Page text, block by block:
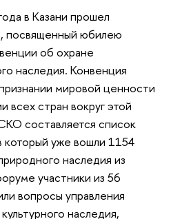
в Казани прошел
посвященный юбилею
об охране
наследия. Конвенция
мировой ценности
всех стран вокруг этой
составляется список
который уже вошли 1154
наследия из
участники из 56
вопросы управления
наследия,